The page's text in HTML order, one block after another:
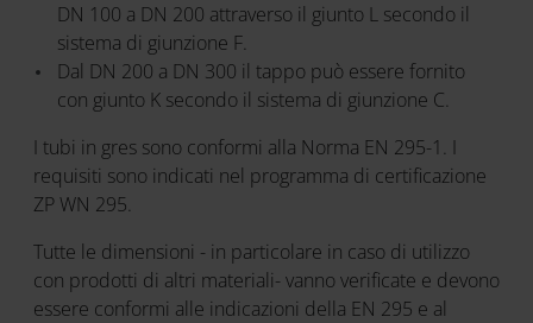
DN 100 a DN 200 attraverso il giunto L secondo il
sistema di giunzione F.
Dal DN 200 a DN 300 il tappo può essere fornito
con giunto K secondo il sistema di giunzione C.
I tubi in gres sono conformi alla Norma EN 295-1. I
requisiti sono indicati nel programma di certificazione
ZP WN 295.
Tutte le dimensioni - in particolare in caso di utilizzo
con prodotti di altri materiali- vanno verificate e devono
essere conformi alle indicazioni della EN 295 e al